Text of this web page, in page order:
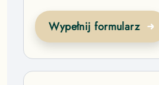
Wypełnij formularz